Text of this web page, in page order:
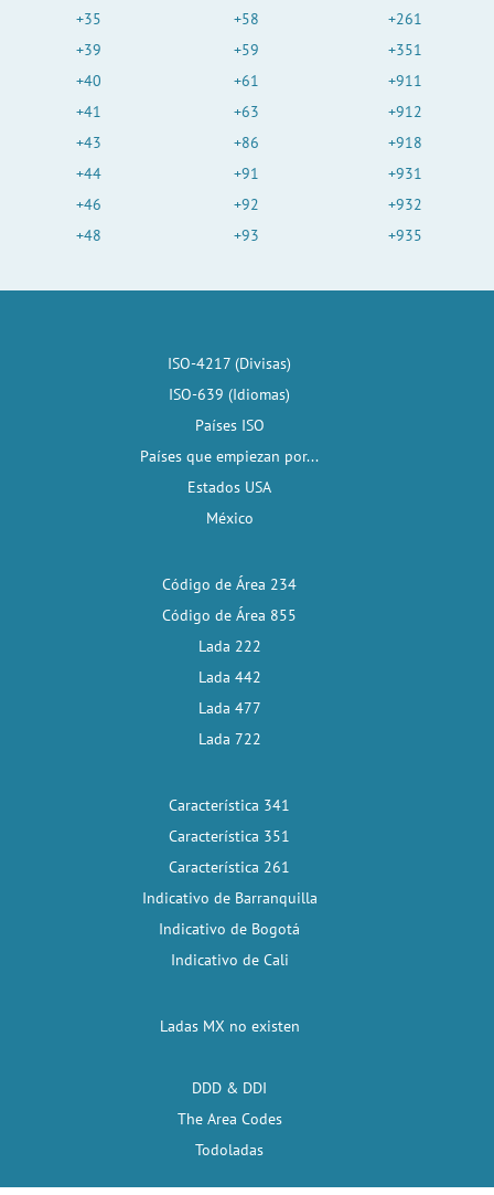
+35
+39
+40
+41
+43
+44
+46
+48
+58
+59
+61
+63
+86
+91
+92
+93
+261
+351
+911
+912
+918
+931
+932
+935
ISO-4217 (Divisas)
ISO-639 (Idiomas)
Países ISO
Países que empiezan por...
Estados USA
México
Código de Área 234
Código de Área 855
Lada 222
Lada 442
Lada 477
Lada 722
Característica 341
Característica 351
Característica 261
Indicativo de Barranquilla
Indicativo de Bogotá
Indicativo de Cali
Ladas MX no existen
DDD & DDI
The Area Codes
Todoladas